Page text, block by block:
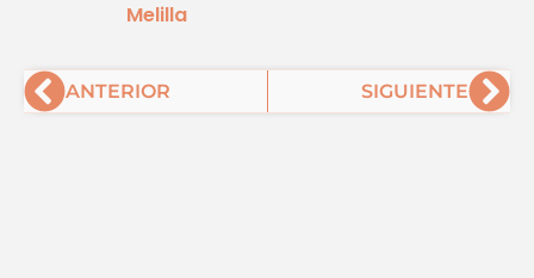
Melilla
AntANTERIOR SIGUIENTE